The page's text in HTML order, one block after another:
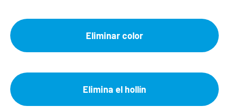
Eliminar color
Elimina el hollín